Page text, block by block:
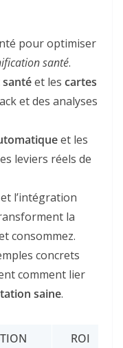
pour optimiser
santé.
et les cartes
et des analyses
et les
leviers réels de
et l’intégration
la
consommez.
concrets
comment lier
saine.
ROI